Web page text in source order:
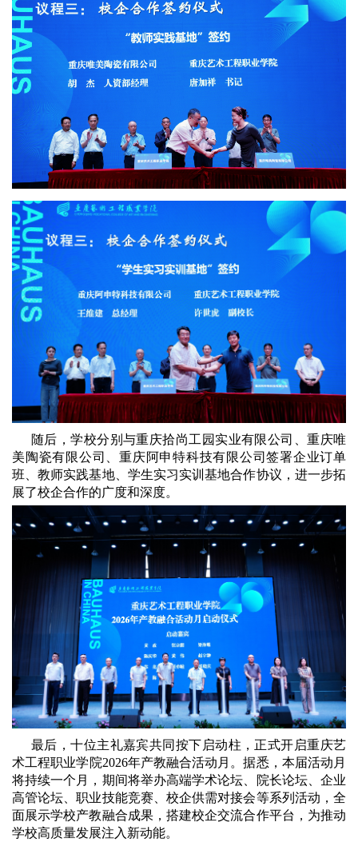
随后，学校分别与重庆拾尚工园实业有限公司、重庆唯
美陶瓷有限公司、重庆阿申特科技有限公司签署企业订单
班、教师实践基地、学生实习实训基地合作协议，进一步拓
展了校企合作的广度和深度。
最后，十位主礼嘉宾共同按下启动柱，正式开启重庆艺
术工程职业学院2026年产教融合活动月。据悉，本届活动月
将持续一个月，期间将举办高端学术论坛、院长论坛、企业
高管论坛、职业技能竞赛、校企供需对接会等系列活动，全
面展示学校产教融合成果，搭建校企交流合作平台，为推动
学校高质量发展注入新动能。